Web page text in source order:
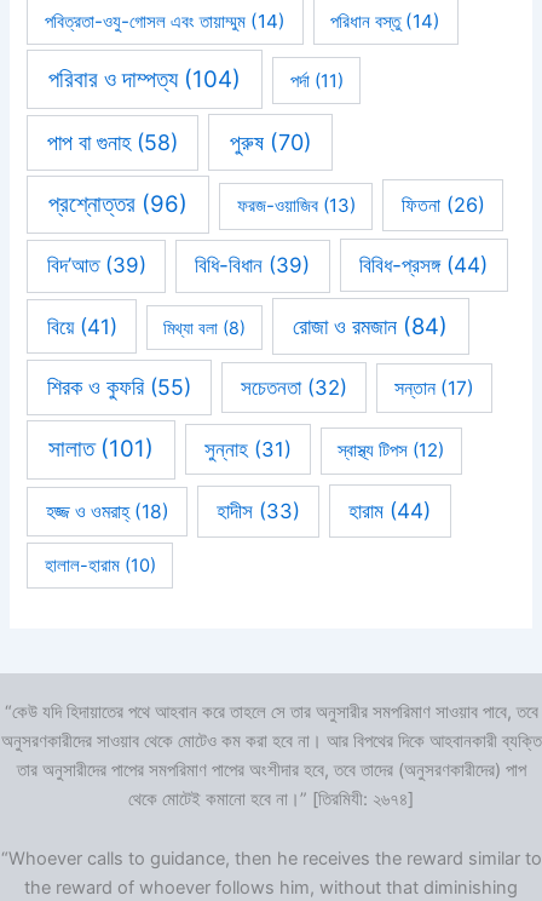
পবিত্রতা-ওযু-গোসল এবং তায়াম্মুম (14) পরিধান বস্তু(14)
পরিবার ও দাম্পত্য(104) পর্দা(11)
পাপ বা গুনাহ(58) পুরুষ(70)
প্রশ্নোত্তর (96) ফরজ-ওয়াজিব(13) ফিতনা(26)
বিদ’আত(39) বিধি-বিধান (39) বিবিধ-প্রসঙ্গ(44)
বিয়ে(41) মিথ্যা বলা(8) রোজা ও রমজান (84)
শিরক ও কুফরি(55) সচেতনতা(32) সন্তান(17)
সালাত(101) সুন্নাহ (31) স্বাস্থ্য টিপস (12)
হজ্জ ও ওমরাহ্‌(18) হাদীস(33) হারাম (44)
হালাল-হারাম(10)
“কেউ যদি হিদায়াতের পথে আহবান করে তাহলে সে তার অনুসারীর সমপরিমাণ সাওয়াব পাবে, তবে
অনুসরণকারীদের সাওয়াব থেকে মোটেও কম করা হবে না। আর বিপথের দিকে আহবানকারী ব্যক্তি
তার অনুসারীদের পাপের সমপরিমাণ পাপের অংশীদার হবে, তবে তাদের (অনুসরণকারীদের) পাপ
থেকে মোটেই কমানো হবে না।” [তিরমিযী: ২৬৭৪]
“Whoever calls to guidance, then he receives the reward similar to
the reward of whoever follows him, without that diminishing